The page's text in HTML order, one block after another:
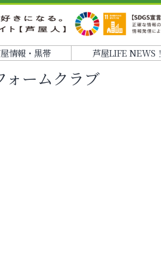
情報・黒帯 芦屋LIFE NEWS！
ォームクラブ